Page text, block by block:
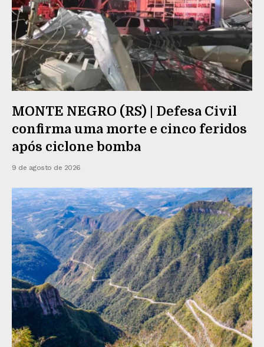
MONTE NEGRO (RS) | Defesa Civil
confirma uma morte e cinco feridos
após ciclone bomba
9 de agosto de 2026